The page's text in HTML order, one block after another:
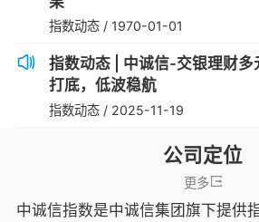
指数动态/ 1970-01-01
指数动态 | 中诚信-交银理财多
打底，低波稳航
指数动态/ 2025-11-19
公司定位
更多
中诚信指数是中诚信集团旗下提供